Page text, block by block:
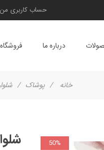
حساب کاربری من
درباره ما
خانه / پوشاک /
50%